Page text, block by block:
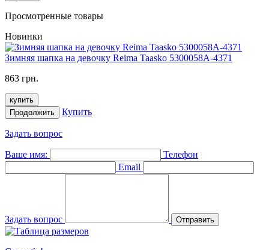
Просмотренные товары
Новинки
Зимняя шапка на девочку Reima Taasko 5300058A-4371
863 грн.
купить
Продолжить
Купить
Задать вопрос
Ваше имя:
Телефон
Email
Задать вопрос Отправить